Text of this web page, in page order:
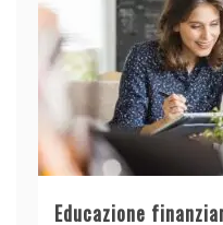
Educazione